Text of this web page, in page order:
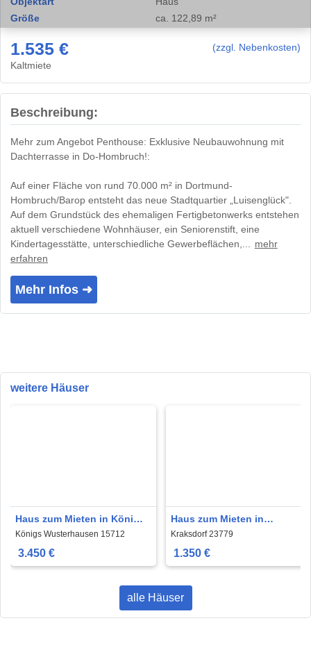
Größe
ca. 122,89 m²
1.535 €
(zzgl. Nebenkosten)
Kaltmiete
Beschreibung:
Mehr zum Angebot Penthouse: Exklusive Neubauwohnung mit
Dachterrasse in Do-Hombruch!:
Auf einer Fläche von rund 70.000 m² in Dortmund-
Hombruch/Barop entsteht das neue Stadtquartier „Luisenglück".
Auf dem Grundstück des ehemaligen Fertigbetonwerks entstehen
aktuell verschiedene Wohnhäuser, ein Seniorenstift, eine
Kindertagesstätte, unterschiedliche Gewerbeflächen,...
mehr
erfahren
Mehr Infos ➜
weitere Häuser
Haus zum Mieten in Königs
Wusterhausen 3.450 € 190
m²
Königs Wusterhausen 15712
3.450 €
Haus zum Mieten in
Kraksdorf 1.350 € 83 m²
Kraksdorf 23779
1.350 €
alle Häuser